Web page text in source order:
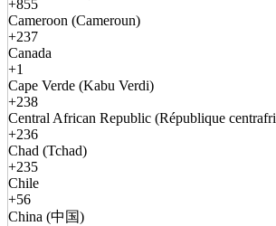
+855
Cameroon (Cameroun)
+237
Canada
+1
Cape Verde (Kabu Verdi)
+238
Central African Republic (République
+236
Chad (Tchad)
+235
Chile
+56
China (中国)